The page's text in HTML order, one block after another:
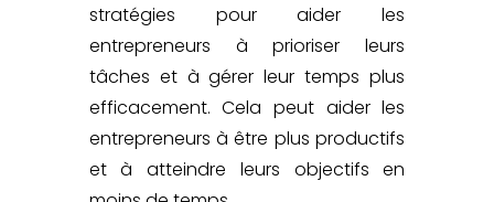
stratégies pour aider les
entrepreneurs à prioriser leurs
tâches et à gérer leur temps plus
efficacement. Cela peut aider les
entrepreneurs à être plus productifs
et à atteindre leurs objectifs en